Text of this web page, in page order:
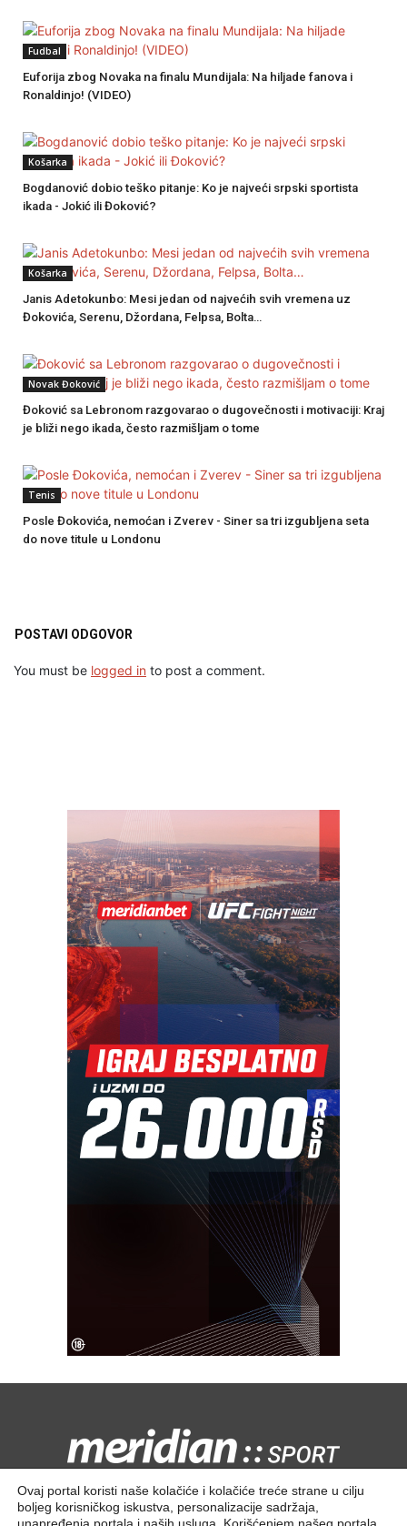
Fudbal
Euforija zbog Novaka na finalu Mundijala: Na hiljade fanova i
Ronaldinjo! (VIDEO)
Košarka
Bogdanović dobio teško pitanje: Ko je najveći srpski sportista
ikada - Jokić ili Đoković?
Košarka
Janis Adetokunbo: Mesi jedan od najvećih svih vremena uz
Đokovića, Serenu, Džordana, Felpsa, Bolta…
Novak Đoković
Đoković sa Lebronom razgovarao o dugovečnosti i motivaciji: Kraj
je bliži nego ikada, često razmišljam o tome
Tenis
Posle Đokovića, nemoćan i Zverev - Siner sa tri izgubljena seta
do nove titule u Londonu
POSTAVI ODGOVOR
You must be logged in to post a comment.
Kontaktirajte nas:redakcija@meridiansport.rs
Ovaj portal koristi naše kolačiće i kolačiće treće strane u cilju
boljeg korisničkog iskustva, personalizacije sadržaja,